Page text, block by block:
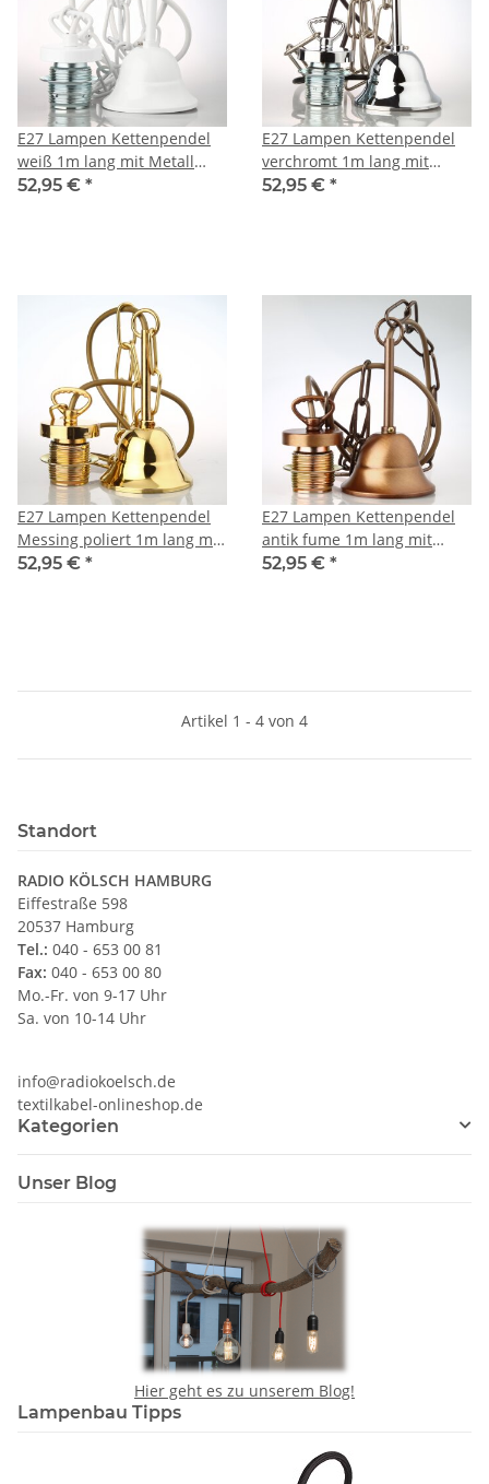
E27 Lampen Kettenpendel
weiß 1m lang mit Metall
Baldachin flämisch
52,95 € *
E27 Lampen Kettenpendel
verchromt 1m lang mit
Metall Baldachin flämisch
52,95 € *
E27 Lampen Kettenpendel
Messing poliert 1m lang mit
Metall Baldachin flämisch
52,95 € *
E27 Lampen Kettenpendel
antik fume 1m lang mit
Metall Baldachin flämisch
52,95 € *
Artikel 1 - 4 von 4
Standort
RADIO KÖLSCH HAMBURG
Eiffestraße 598
20537 Hamburg
Tel.: 040 - 653 00 81
Fax: 040 - 653 00 80
Mo.-Fr. von 9-17 Uhr
Sa. von 10-14 Uhr
info@radiokoelsch.de
textilkabel-onlineshop.de
Kategorien
Unser Blog
Hier geht es zu unserem Blog!
Lampenbau Tipps